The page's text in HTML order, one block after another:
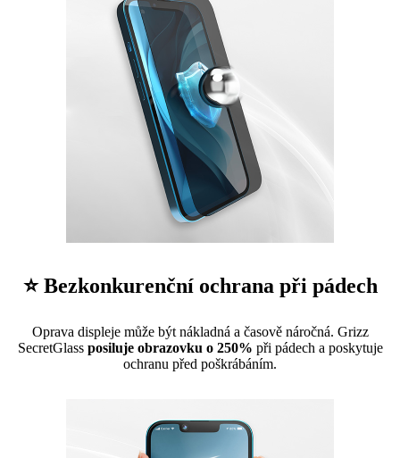
⭐ Bezkonkurenční ochrana při pádech
Oprava displeje může být nákladná a časově náročná. Grizz
SecretGlass posiluje obrazovku o 250% při pádech a poskytuje
ochranu před poškrábáním.